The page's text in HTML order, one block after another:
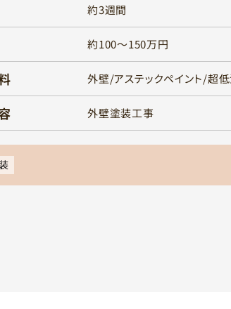
約3週間
約100～150万円
外壁/アステックペイント/超
外壁塗装工事